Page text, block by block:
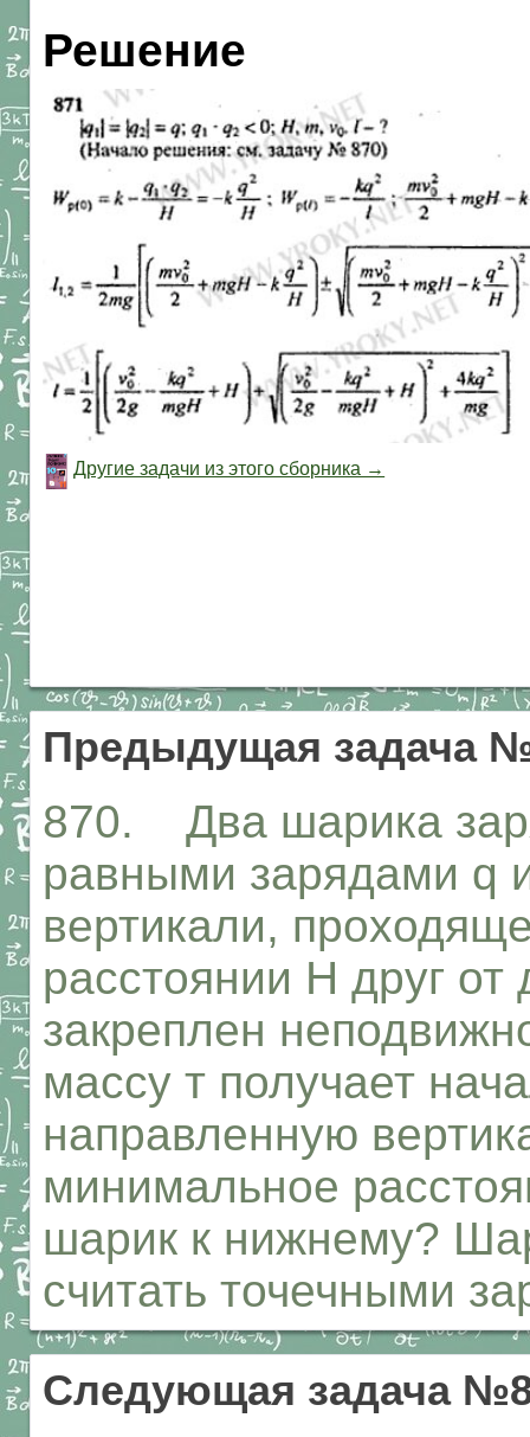
Решение
Другие задачи из этого сборника →
Предыдущая задача
870. Два шарика
равными зарядами q
вертикали,
расстоянии Н друг
закреплен
массу т получает
направленную
минимальное
шарик к нижнему?
считать точечными
Следующая задача